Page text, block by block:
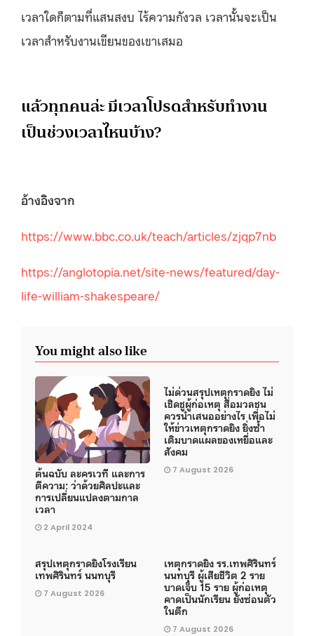
เวลาใดก็ตามที่แสนสงบ ไร้ความกังวล เวลานั้นจะเป็น
เวลาสำหรับงานเขียนของเขาเสมอ
แล้วทุกคนล่ะ มีเวลาโปรดสำหรับทำงาน
เป็นช่วงเวลาไหนบ้าง?
อ้างอิงจาก
https://www.bbc.co.uk/teach/articles/zjqp7nb
https://anglotopia.net/site-news/featured/day-
life-william-shakespeare/
You might also like
ต้นฉบับ ละครเวที และการ
ตีความ: ว่าด้วยศิลปะและ
การเปลี่ยนแปลงตามกาล
เวลา
2 April 2024
ไม่ด่วนสรุปเหตุกราดยิง ไม่
เชิดชูผู้ก่อเหตุ สื่อมวลชน
ควรนำเสนออย่างไร เพื่อไม่
ให้ข่าวเหตุกราดยิง ยิ่งซ้ำ
เติมบาดแผลของเหยื่อและ
สังคม
7 August 2026
สรุปเหตุกราดยิงโรงเรียน
เทพศิรินทร์ นนทบุรี
7 August 2026
เหตุกราดยิง รร.เทพศิรินทร์
นนทบุรี ผู้เสียชีวิต 2 ราย
บาดเจ็บ 15 ราย ผู้ก่อเหตุ
คาดเป็นนักเรียน ยังซ่อนตัว
ในตึก
7 August 2026